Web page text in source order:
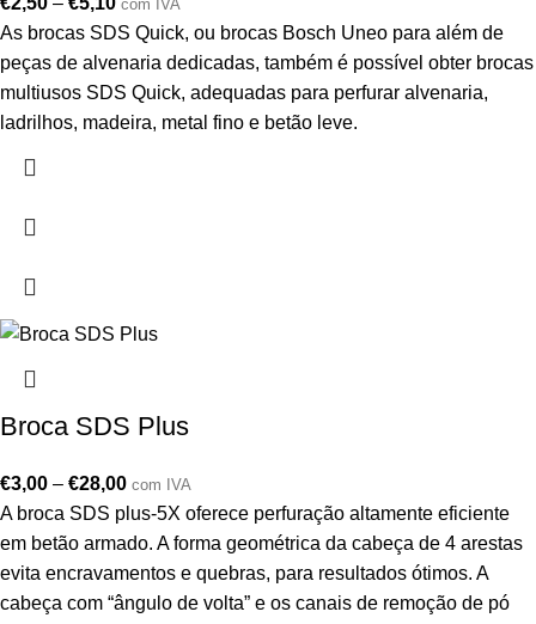
com IVA
As brocas SDS Quick, ou brocas Bosch Uneo para além de
peças de alvenaria dedicadas, também é possível obter brocas
multiusos SDS Quick, adequadas para perfurar alvenaria,
ladrilhos, madeira, metal fino e betão leve.
Broca SDS Plus
€3,00 – €28,00 com IVA
A broca SDS plus-5X oferece perfuração altamente eficiente
em betão armado. A forma geométrica da cabeça de 4 arestas
evita encravamentos e quebras, para resultados ótimos. A
cabeça com “ângulo de volta” e os canais de remoção de pó